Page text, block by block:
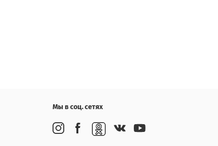
Мы в соц. сетях